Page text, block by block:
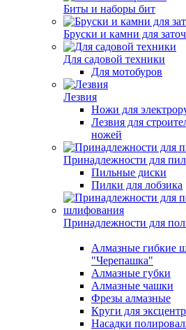
Биты и наборы бит
Бруски и камни для
Для садовой техники
Для мотобуров
Лезвия
Ножи для
Лезвия для
ножей
Принадлежности для
Пильные диски
Пилки для лобзика
Принадлежности для
Алмазные гибкие
"Черепашка"
Алмазные губки
Алмазные чашки
Фрезы алмазные
Круги для
Насадки